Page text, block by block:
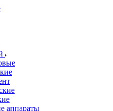
аппараты